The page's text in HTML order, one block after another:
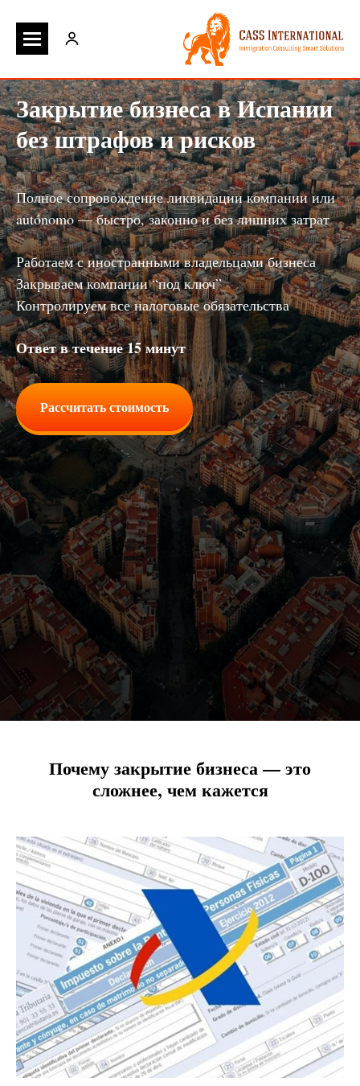
Закрытие бизнеса в Испании
без штрафов и рисков
Полное сопровождение ликвидации компании или
autónomo — быстро, законно и без лишних затрат
Работаем с иностранными владельцами бизнеса
Закрываем компании “под ключ”
Контролируем все налоговые обязательства
Ответ в течение 15 минут
Рассчитать стоимость
Почему закрытие бизнеса — это
сложнее, чем кажется